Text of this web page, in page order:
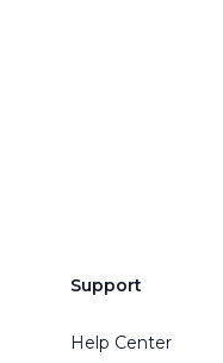
Support
Help Center